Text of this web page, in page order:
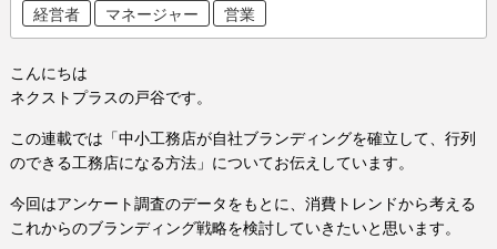
経営者 マネージャー 営業
こんにちは
ネクストプラスの戸谷です。
この連載では「中小工務店が自社ブランディングを確立して、行列
のできる工務店になる方法」についてお伝えしています。
今回はアンケート調査のデータをもとに、消費トレンドから考える
これからのブランディング戦略を検討していきたいと思います。